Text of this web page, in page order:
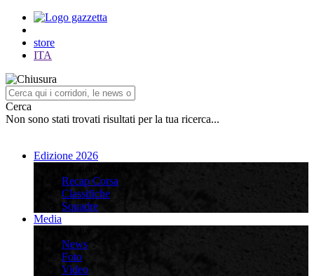
store
ITA
Cerca
Non sono stati trovati risultati per la tua ricerca...
Edizione 2026
Recap Corsa
Classifiche
Squadre
Media
News
Foto
Video